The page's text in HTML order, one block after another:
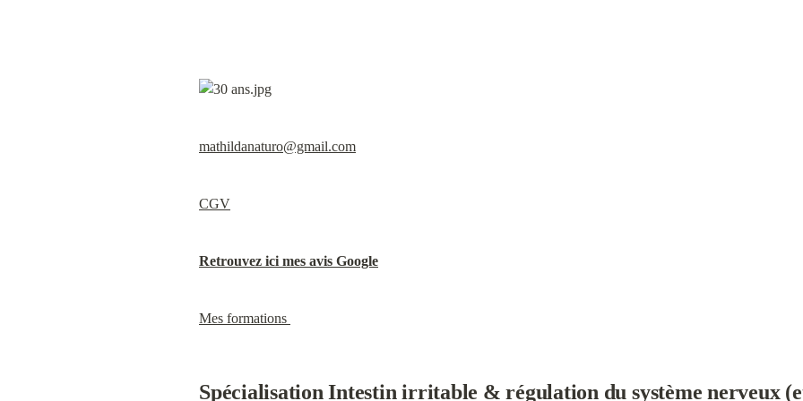
mathildanaturo@gmail.com
CGV
Retrouvez ici mes avis Google
Mes formations
Spécialisation Intestin irritable & régulation du système nerveux